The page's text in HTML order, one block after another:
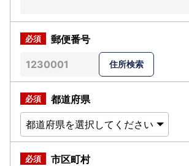
郵便番号
都道府県
市区町村